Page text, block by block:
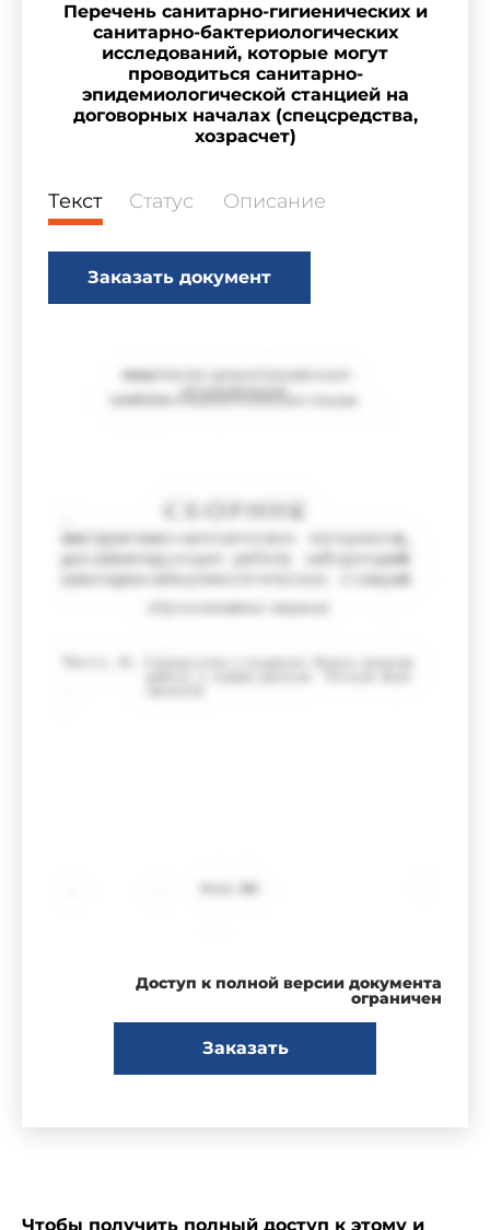
Перечень санитарно-гигиенических и
санитарно-бактериологических
исследований, которые могут
проводиться санитарно-
эпидемиологической станцией на
договорных началах (спецсредства,
хозрасчет)
Текст Статус Описание
Заказать документ
Доступ к полной версии документа
ограничен
Заказать
Чтобы получить полный доступ к этому и